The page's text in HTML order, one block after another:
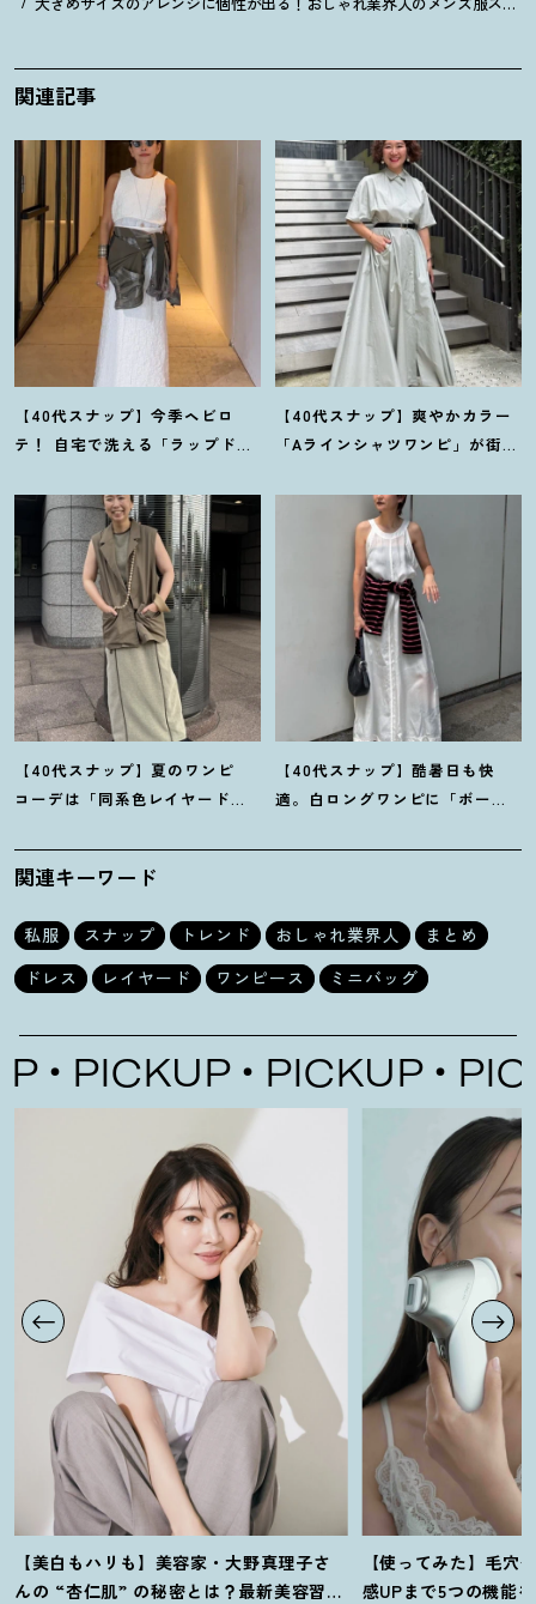
関連記事
【40代スナップ】今季ヘビロ
テ ！
自宅で洗える「ラップドレ
乃婦さん
【40代スナップ】爽やかカラー
「Aラインシャツワンピ」が街で
さん
【40代スナップ】夏のワンピ
コーデは「同系色レイヤード」
さん
【40代スナップ】酷暑日も快
適。白ロングワンピに「ボー
美緒さん
関連キーワード
私服 スナップ トレンド おしゃれ業界人
まとめ
ドレス
レイヤード ワンピース ミニバッグ
PICKUP PICKUP
【美白もハリも】美容家・大野真理子さ
んの “杏仁肌” の秘密とは ？ 最新美容習慣
【使ってみた】毛穴
感UPまで5つの機能